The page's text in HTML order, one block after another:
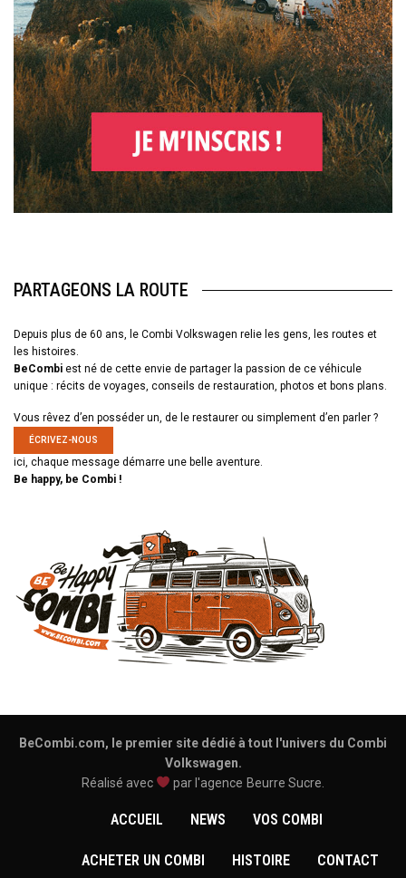
PARTAGEONS LA ROUTE
Depuis plus de 60 ans, le Combi Volkswagen relie les gens, les routes et
les histoires.
BeCombi est né de cette envie de partager la passion de ce véhicule
unique : récits de voyages, conseils de restauration, photos et bons plans.
Vous rêvez d’en posséder un, de le restaurer ou simplement d’en parler ?
ÉCRIVEZ-NOUS
ici, chaque message démarre une belle aventure.
Be happy, be Combi !
BeCombi.com, le premier site dédié à tout l'univers du Combi
Volkswagen.
Réalisé avec
par l'agence Beurre Sucre
ACCUEIL NEWS VOS COMBI
ACHETER UN COMBI HISTOIRE CONTACT